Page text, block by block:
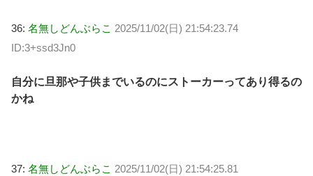
36: 名無しどんぶらこ 2025/11/02(日) 21:54:23.74
ID:3+ssd3Jn0
自分に旦那や子供までいるのにストーカーってあり得るの
かね
37: 名無しどんぶらこ 2025/11/02(日) 21:54:25.81